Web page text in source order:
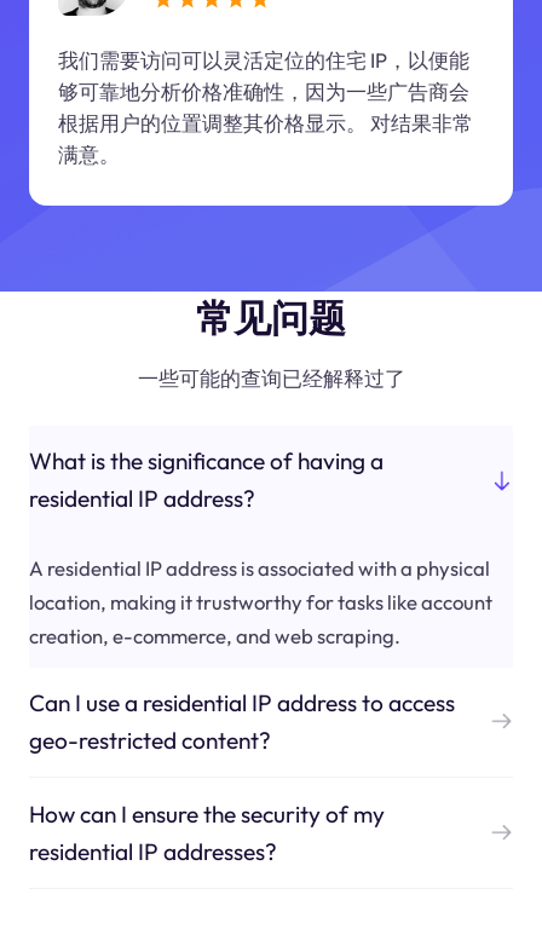
我们需要访问可以灵活定位的住宅 IP，以便能
够可靠地分析价格准确性，因为一些广告商会
根据用户的位置调整其价格显示。 对结果非常
满意。
常见问题
一些可能的查询已经解释过了
What is the significance of having a
residential IP address?
A residential IP address is associated with a physical
location, making it trustworthy for tasks like account
creation, e-commerce, and web scraping.
Can I use a residential IP address to access
geo-restricted content?
How can I ensure the security of my
residential IP addresses?